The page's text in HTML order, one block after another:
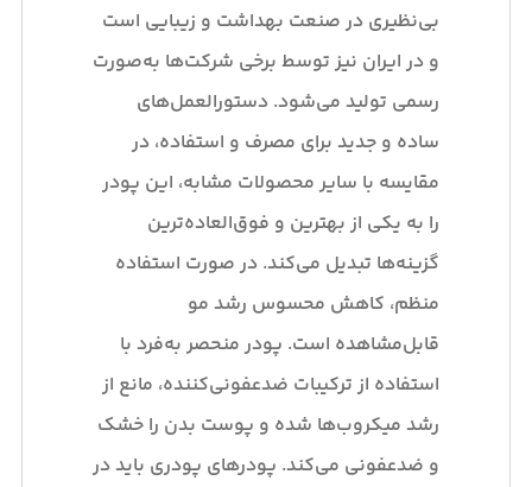
بی‌نظیری در صنعت بهداشت و زیبایی است
و در ایران نیز توسط برخی شرکت‌ها به‌صورت
رسمی تولید می‌شود. دستورالعمل‌های
ساده و جدید برای مصرف و استفاده، در
مقایسه با سایر محصولات مشابه، این پودر
را به یکی از بهترین و فوق‌العاده‌ترین
گزینه‌ها تبدیل می‌کند. در صورت استفاده
منظم، کاهش محسوس رشد مو
قابل‌مشاهده است. پودر منحصر به‌فرد با
استفاده از ترکیبات ضدعفونی‌کننده، مانع از
رشد میکروب‌ها شده و پوست بدن را خشک
و ضدعفونی می‌کند. پودرهای پودری باید در